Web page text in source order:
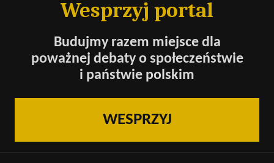
Wesprzyj portal
Budujmy razem miejsce dla
poważnej debaty o społeczeństwie
i państwie polskim
WESPRZYJ